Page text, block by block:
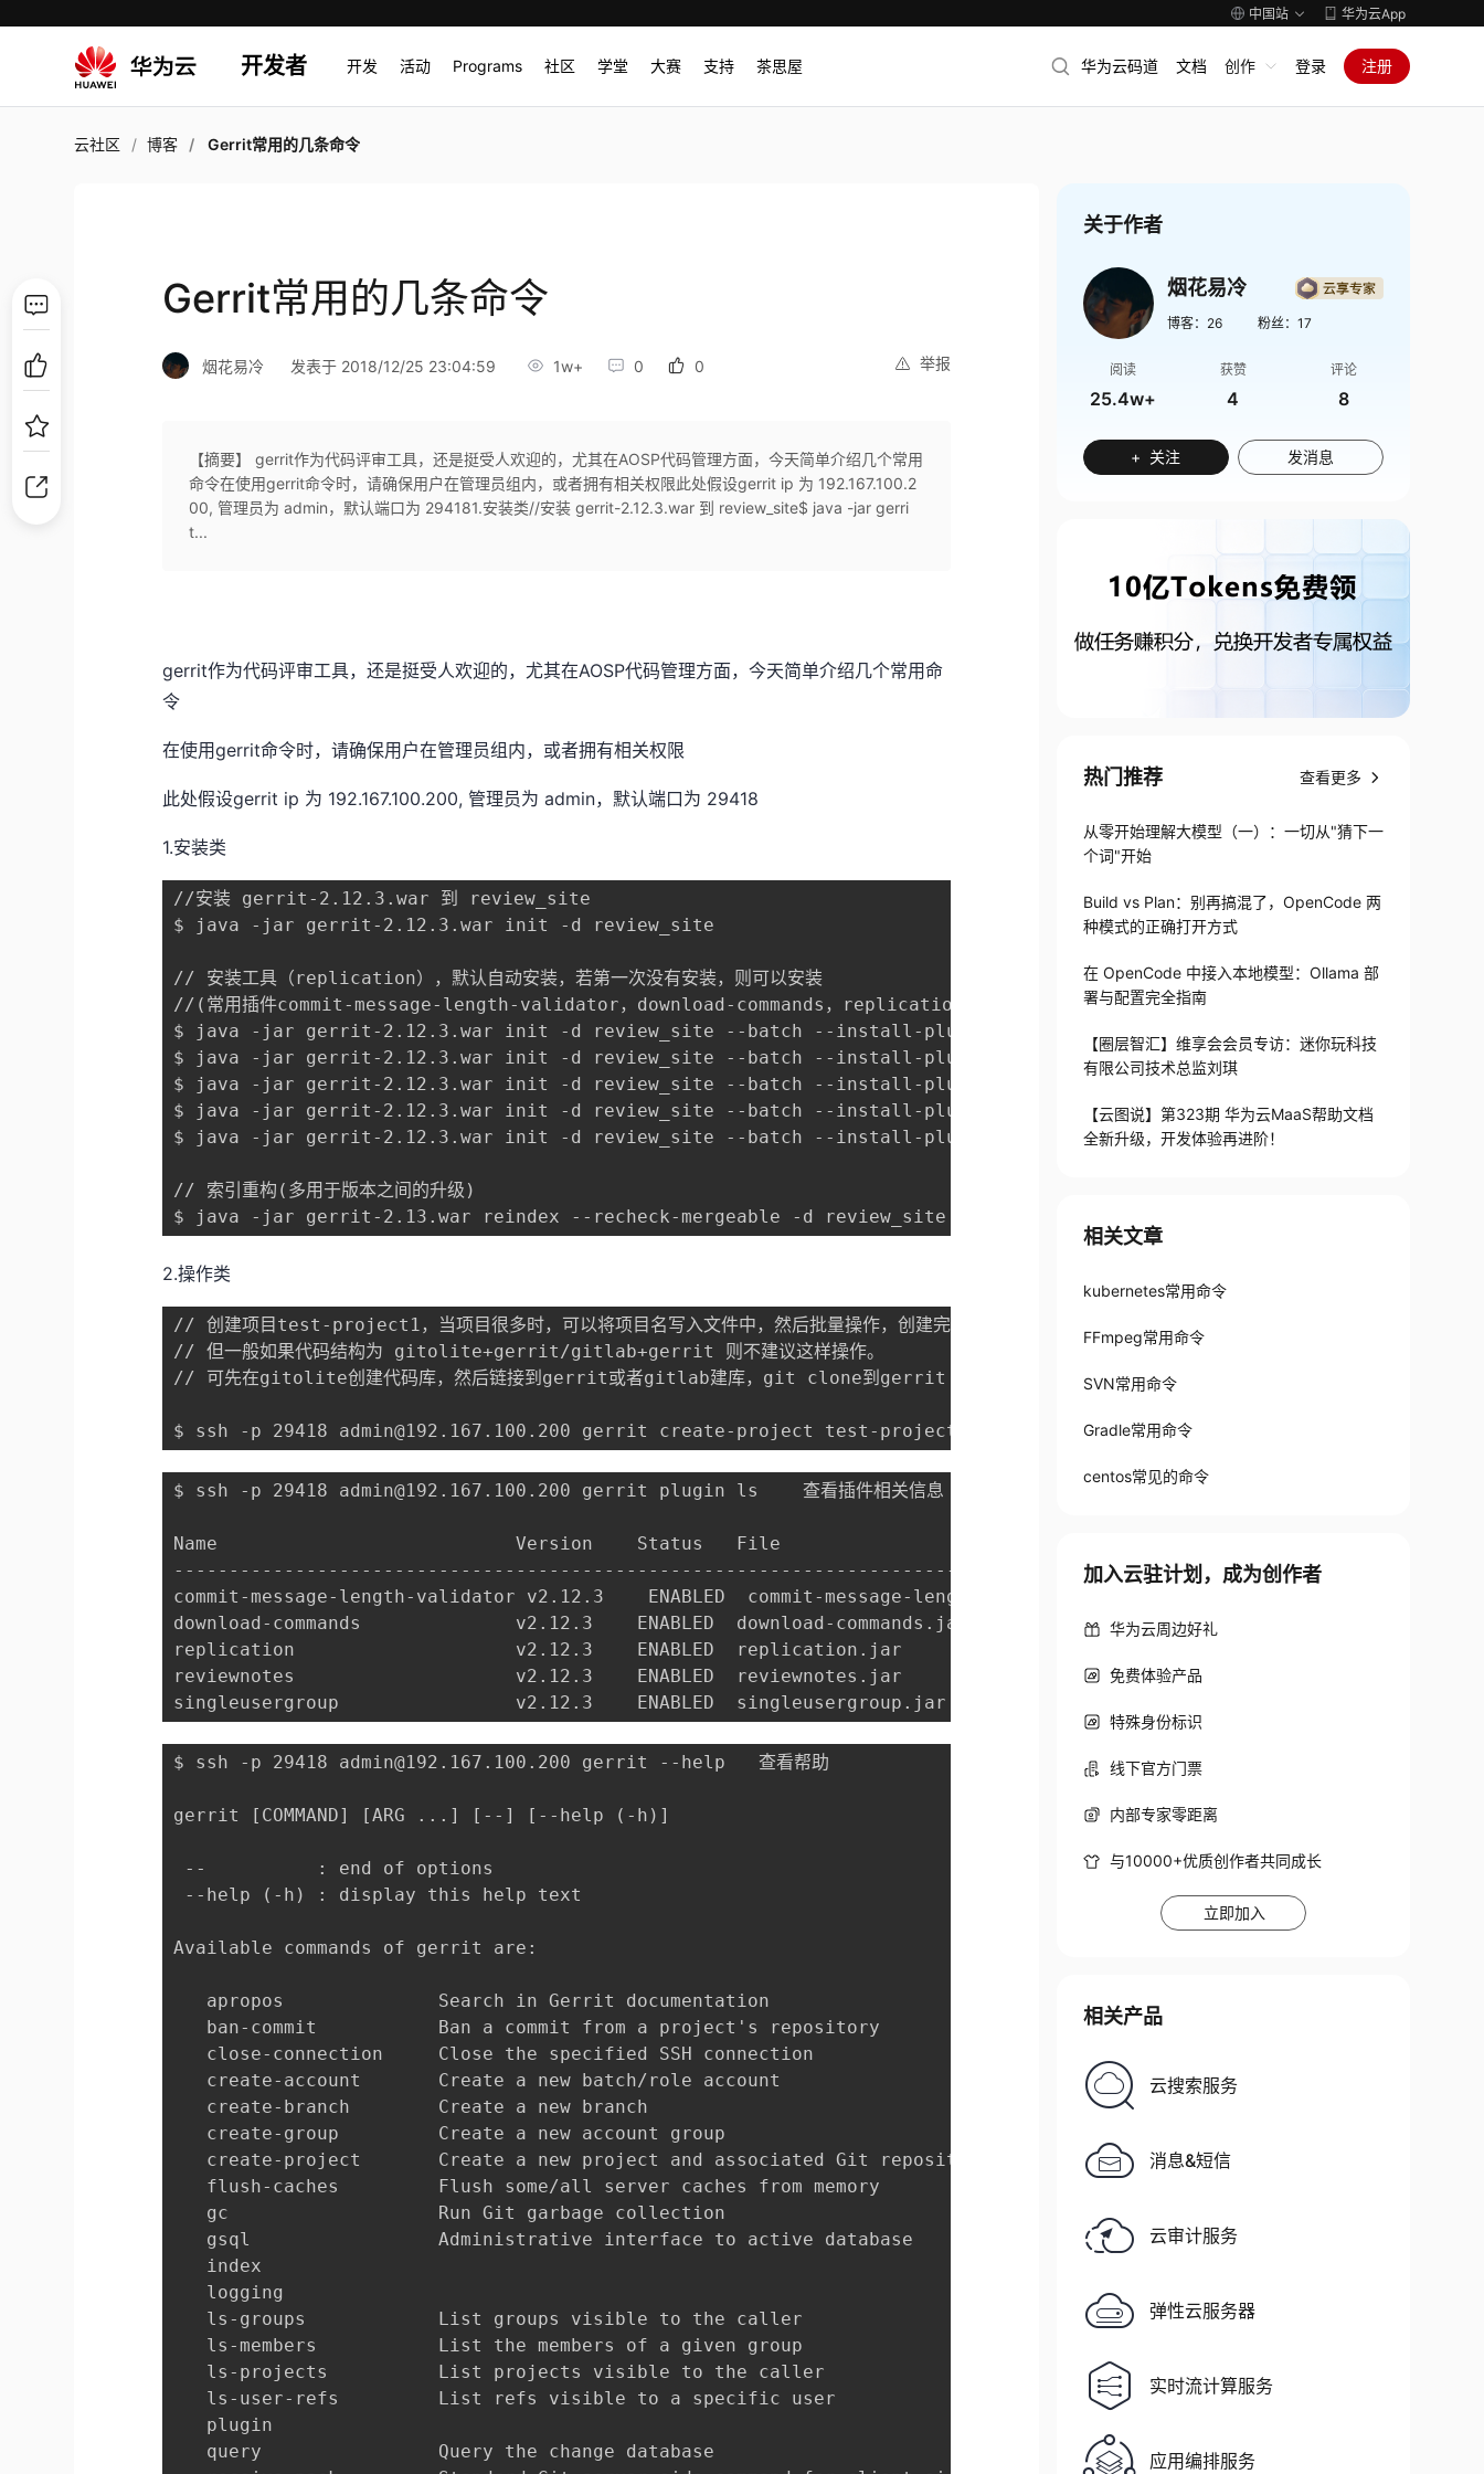
中国站 华为云App
开发者 开发 活动 Programs 社区 学堂 大赛 支持 茶思屋 华为云码道 文档 创作 登录 注册
云社区 博客 Gerrit常用的几条命令
Gerrit常用的几条命令
举报
烟花易冷 发表于 2018/12/25 23:04:59 1w+ 0 0
【摘要】 gerrit作为代码评审工具，还是挺受人欢迎的，尤其在AOSP代码管理方面，今天简单介绍几个常用
命令在使用gerrit命令时，请确保用户在管理员组内，或者拥有相关权限此处假设gerrit ip 为 192.167.100.2
00, 管理员为 admin，默认端口为 294181.安装类//安装 gerrit-2.12.3.war 到 review_site$ java -jar gerri
t...
gerrit作为代码评审工具，还是挺受人欢迎的，尤其在AOSP代码管理方面，今天简单介绍几个常用命
令
在使用gerrit命令时，请确保用户在管理员组内，或者拥有相关权限
此处假设gerrit ip 为 192.167.100.200, 管理员为 admin，默认端口为 29418
1.安装类
//安装 gerrit-2.12.3.war 到 review_site
$ java -jar gerrit-2.12.3.war init -d review_site
// 安装工具（replication），默认自动安装，若第一次没有安装，则可以安装
//(常用插件commit-message-length-validator，download-commands，replication，reviewnotes，singleusergroup)
$ java -jar gerrit-2.12.3.war init -d review_site --batch --install-plugin replication
$ java -jar gerrit-2.12.3.war init -d review_site --batch --install-plugin reviewnotes
$ java -jar gerrit-2.12.3.war init -d review_site --batch --install-plugin singleusergroup
$ java -jar gerrit-2.12.3.war init -d review_site --batch --install-plugin download-commands
$ java -jar gerrit-2.12.3.war init -d review_site --batch --install-plugin commit-message-length-validator
// 索引重构(多用于版本之间的升级)
$ java -jar gerrit-2.13.war reindex --recheck-mergeable -d review_site
2.操作类
// 创建项目test-project1，当项目很多时，可以将项目名写入文件中，然后批量操作，创建完成后可以直接在gerrit网页端查看，
// 但一般如果代码结构为 gitolite+gerrit/gitlab+gerrit 则不建议这样操作。
// 可先在gitolite创建代码库，然后链接到gerrit或者gitlab建库，git clone到gerrit
$ ssh -p 29418 admin@192.167.100.200 gerrit create-project test-project1
$ ssh -p 29418 admin@192.167.100.200 gerrit plugin ls    查看插件相关信息
Name                           Version    Status   File
-------------------------------------------------------------------------------
commit-message-length-validator v2.12.3    ENABLED  commit-message-length-validator.jar
download-commands              v2.12.3    ENABLED  download-commands.jar
replication                    v2.12.3    ENABLED  replication.jar
reviewnotes                    v2.12.3    ENABLED  reviewnotes.jar
singleusergroup                v2.12.3    ENABLED  singleusergroup.jar
$ ssh -p 29418 admin@192.167.100.200 gerrit --help   查看帮助
gerrit [COMMAND] [ARG ...] [--] [--help (-h)]
--          : end of options
--help (-h) : display this help text
Available commands of gerrit are:
apropos              Search in Gerrit documentation
ban-commit           Ban a commit from a project's repository
close-connection     Close the specified SSH connection
create-account       Create a new batch/role account
create-branch        Create a new branch
create-group         Create a new account group
create-project       Create a new project and associated Git repository
flush-caches         Flush some/all server caches from memory
gc                   Run Git garbage collection
gsql                 Administrative interface to active database
index
logging
ls-groups            List groups visible to the caller
ls-members           List the members of a given group
ls-projects          List projects visible to the caller
ls-user-refs         List refs visible to a specific user
plugin
query                Query the change database
关于作者
烟花易冷
博客： 26 粉丝： 17
阅读
25.4w+
获赞
4
评论
8
+ 关注 发消息
热门推荐 查看更多
从零开始理解大模型（一）：一切从"猜下一
个词"开始
Build vs Plan：别再搞混了，OpenCode 两
种模式的正确打开方式
在 OpenCode 中接入本地模型：Ollama 部
署与配置完全指南
【圈层智汇】维享会会员专访：迷你玩科技
有限公司技术总监刘琪
【云图说】第323期 华为云MaaS帮助文档
全新升级，开发体验再进阶！
相关文章
kubernetes常用命令
FFmpeg常用命令
SVN常用命令
Gradle常用命令
centos常见的命令
加入云驻计划，成为创作者
华为云周边好礼
免费体验产品
特殊身份标识
线下官方门票
内部专家零距离
与10000+优质创作者共同成长
立即加入
相关产品
云搜索服务
消息&短信
云审计服务
弹性云服务器
实时流计算服务
应用编排服务